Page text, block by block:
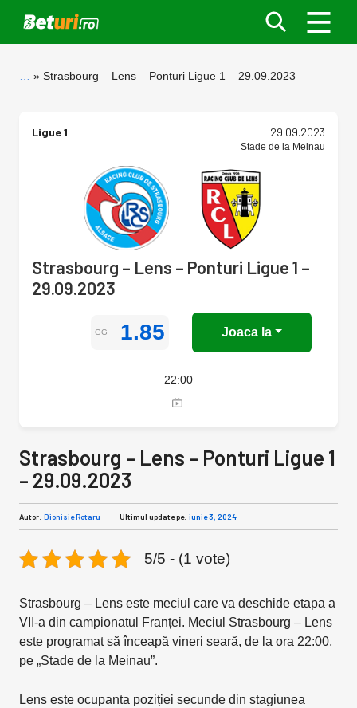
Strasbourg – Lens – Ponturi Ligue 1 – 29.09.2023
Ligue 1 29.09.2023
Stade de la Meinau
Strasbourg – Lens – Ponturi Ligue 1 –
29.09.2023
GG 1.85 Joaca la
22:00
Strasbourg – Lens – Ponturi Ligue 1
– 29.09.2023
Autor: Dionisie Rotaru Ultimul update pe: iunie 3, 2024
5/5 - (1 vote)
Strasbourg – Lens este meciul care va deschide etapa a
VII-a din campionatul Franței. Meciul Strasbourg – Lens
este programat să înceapă vineri seară, de la ora 22:00,
pe „Stade de la Meinau”.
Lens este ocupanta poziției secunde din stagiunea